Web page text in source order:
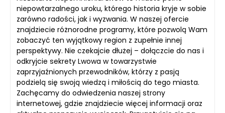
niepowtarzalnego uroku, którego historia kryje w sobie
zarówno radości, jak i wyzwania. W naszej ofercie
znajdziecie różnorodne programy, które pozwolą Wam
zobaczyć ten wyjątkowy region z zupełnie innej
perspektywy. Nie czekajcie dłużej – dołączcie do nas i
odkryjcie sekrety Lwowa w towarzystwie
zaprzyjaźnionych przewodników, którzy z pasją
podzielą się swoją wiedzą i miłością do tego miasta.
Zachęcamy do odwiedzenia naszej strony
internetowej, gdzie znajdziecie więcej informacji oraz